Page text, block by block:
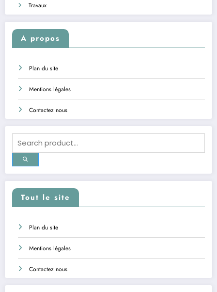
Travaux
A propos
Plan du site
Mentions légales
Contactez nous
Tout le site
Plan du site
Mentions légales
Contactez nous